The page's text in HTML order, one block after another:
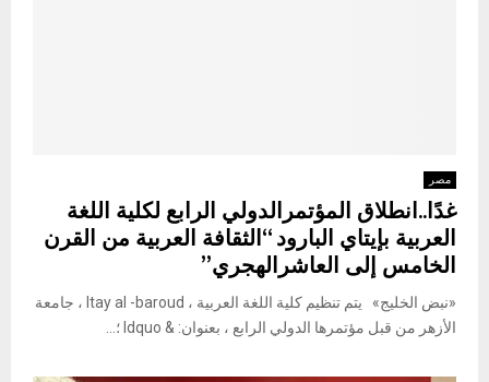
مصر
غدًا..انطلاق المؤتمرالدولي الرابع لكلية اللغة
العربية بإيتاي البارود “الثقافة العربية من القرن
الخامس إلى العاشرالهجري”
«نبض الخليج» يتم تنظيم كلية اللغة العربية ، Itay al -baroud ، جامعة
الأزهر من قبل مؤتمرها الدولي الرابع ، بعنوان: & ldquo ؛...